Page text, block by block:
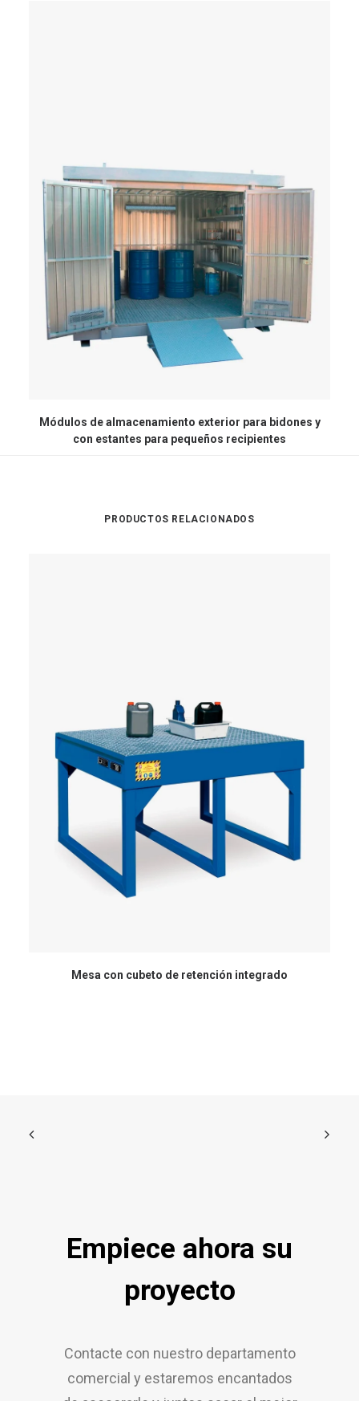
Módulos de almacenamiento exterior para bidones y
con estantes para pequeños recipientes
PRODUCTOS RELACIONADOS
Mesa con cubeto de retención integrado
Empiece ahora su
proyecto
Contacte con nuestro departamento
comercial y estaremos encantados